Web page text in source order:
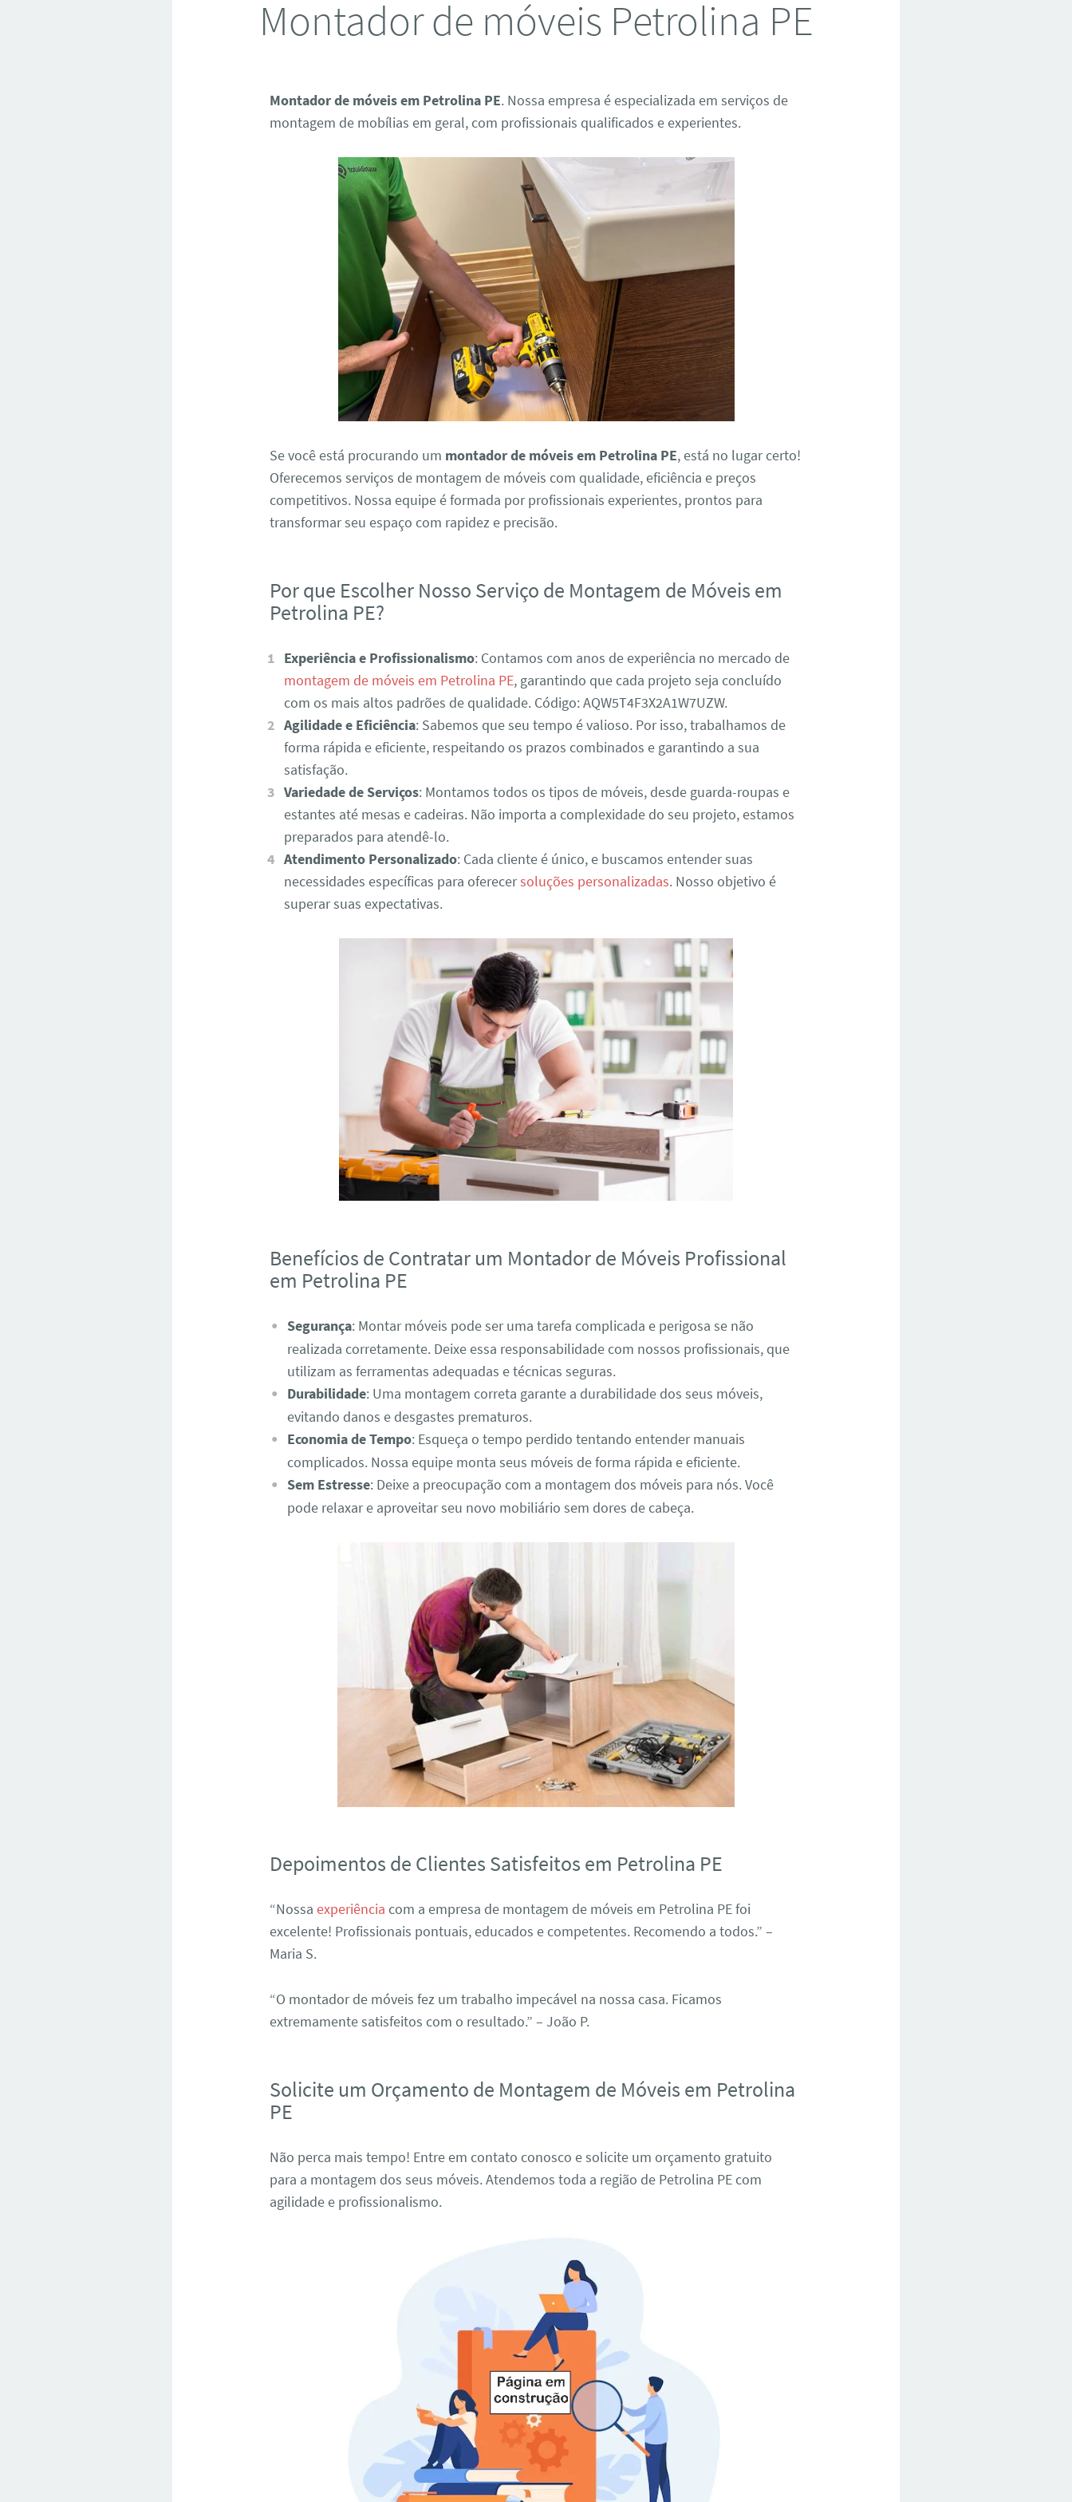
Montador de móveis Petrolina PE
Montador de móveis em Petrolina PE. Nossa empresa é especializada em serviços de
montagem de mobílias em geral, com profissionais qualificados e experientes.
Se você está procurando um montador de móveis em Petrolina PE, está no lugar certo!
Oferecemos serviços de montagem de móveis com qualidade, eficiência e preços
competitivos. Nossa equipe é formada por profissionais experientes, prontos para
transformar seu espaço com rapidez e precisão.
Por que Escolher Nosso Serviço de Montagem de Móveis em
Petrolina PE?
Experiência e Profissionalismo: Contamos com anos de experiência no mercado de
montagem de móveis em Petrolina PE, garantindo que cada projeto seja concluído
com os mais altos padrões de qualidade. Código: AQW5T4F3X2A1W7UZW.
Agilidade e Eficiência: Sabemos que seu tempo é valioso. Por isso, trabalhamos de
forma rápida e eficiente, respeitando os prazos combinados e garantindo a sua
satisfação.
Variedade de Serviços: Montamos todos os tipos de móveis, desde guarda-roupas e
estantes até mesas e cadeiras. Não importa a complexidade do seu projeto, estamos
preparados para atendê-lo.
Atendimento Personalizado: Cada cliente é único, e buscamos entender suas
necessidades específicas para oferecersoluções personalizadas. Nosso objetivo é
superar suas expectativas.
Benefícios de Contratar um Montador de Móveis Profissional
em Petrolina PE
Segurança: Montar móveis pode ser uma tarefa complicada e perigosa se não
realizada corretamente. Deixe essa responsabilidade com nossos profissionais, que
utilizam as ferramentas adequadas e técnicas seguras.
Durabilidade: Uma montagem correta garante a durabilidade dos seus móveis,
evitando danos e desgastes prematuros.
Economia de Tempo: Esqueça o tempo perdido tentando entender manuais
complicados. Nossa equipe monta seus móveis de forma rápida e eficiente.
Sem Estresse: Deixe a preocupação com a montagem dos móveis para nós. Você
pode relaxar e aproveitar seu novo mobiliário sem dores de cabeça.
Depoimentos de Clientes Satisfeitos em Petrolina PE
“Nossaexperiência com a empresa de montagem de móveis em Petrolina PE foi
excelente! Profissionais pontuais, educados e competentes. Recomendo a todos.” –
Maria S.
“O montador de móveis fez um trabalho impecável na nossa casa. Ficamos
extremamente satisfeitos com o resultado.” – João P.
Solicite um Orçamento de Montagem de Móveis em Petrolina
PE
Não perca mais tempo! Entre em contato conosco e solicite um orçamento gratuito
para a montagem dos seus móveis. Atendemos toda a região de Petrolina PE com
agilidade e profissionalismo.